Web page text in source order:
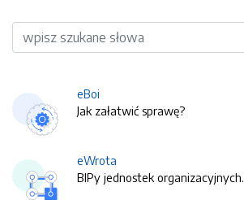
Wyszukiwarka
eBoi
Jak załatwić sprawę?
eWrota
BIPy jednostek organizacyjnych.